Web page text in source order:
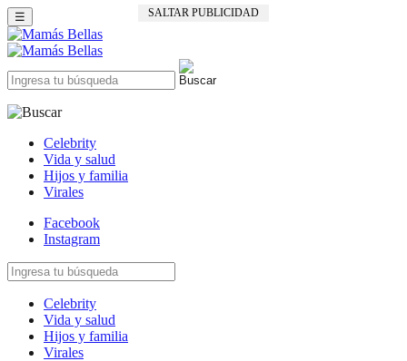
SALTAR PUBLICIDAD
☰
Celebrity
Vida y salud
Hijos y familia
Virales
Facebook
Instagram
Celebrity
Vida y salud
Hijos y familia
Virales